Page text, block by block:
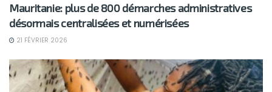
Mauritanie: plus de 800 démarches administratives
désormais centralisées et numérisées
21 FÉVRIER 2026